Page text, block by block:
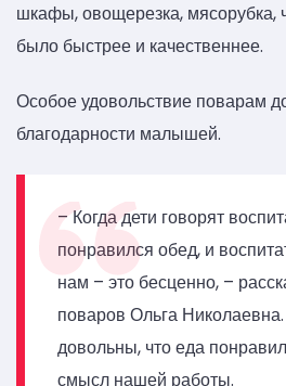
шкафы, овощерезка, мясорубка,
было быстрее и качественнее.
Особое удовольствие поварам
благодарности малышей.
– Когда дети говорят
понравился обед, и
нам – это бесценно, –
поваров Ольга
довольны, что еда
смысл нашей работы.